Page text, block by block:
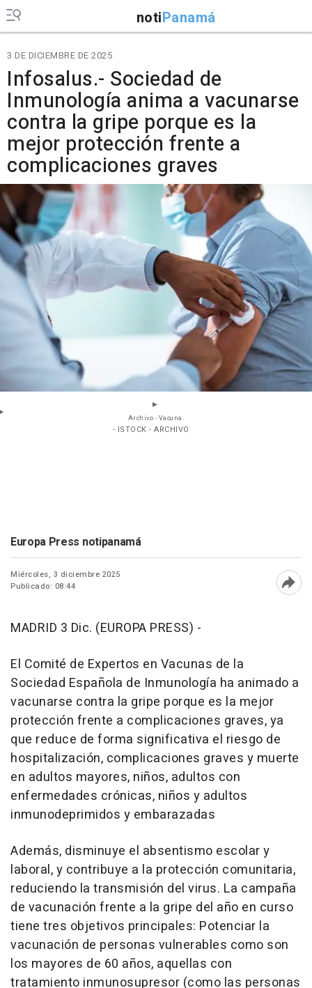
notiPanamá
3 DE DICIEMBRE DE 2025
Infosalus.- Sociedad de
Inmunología anima a vacunarse
contra la gripe porque es la
mejor protección frente a
complicaciones graves
Archivo - Vacuna.
- ISTOCK - ARCHIVO
Europa Press notipanamá
Miércoles, 3 diciembre 2025
Publicado: 08:44
MADRID 3 Dic. (EUROPA PRESS) -
El Comité de Expertos en Vacunas de la
Sociedad Española de Inmunología ha animado a
vacunarse contra la gripe porque es la mejor
protección frente a complicaciones graves, ya
que reduce de forma significativa el riesgo de
hospitalización, complicaciones graves y muerte
en adultos mayores, niños, adultos con
enfermedades crónicas, niños y adultos
inmunodeprimidos y embarazadas
Además, disminuye el absentismo escolar y
laboral, y contribuye a la protección comunitaria,
reduciendo la transmisión del virus. La campaña
de vacunación frente a la gripe del año en curso
tiene tres objetivos principales: Potenciar la
vacunación de personas vulnerables como son
los mayores de 60 años, aquellas con
tratamiento inmunosupresor (como las personas